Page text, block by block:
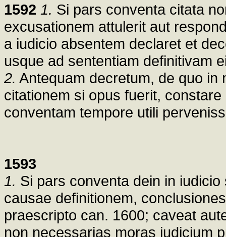
1592 1. Si pars conventa citata
excusationem attulerit aut
a iudicio absentem declaret et
usque ad sententiam definitivam
2. Antequam decretum, de quo in
citationem si opus fuerit,
conventam tempore utili
1593
1. Si pars conventa dein in
causae definitionem,
praescripto can. 1600; caveat
non necessarias moras iudicium